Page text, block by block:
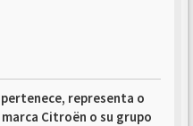
representa o
Citroën o su grupo